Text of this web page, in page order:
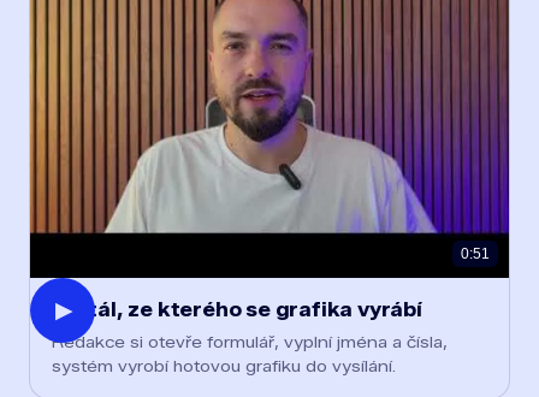
▶
0:51
Portál, ze kterého se grafika vyrábí
Redakce si otevře formulář, vyplní jména a čísla,
systém vyrobí hotovou grafiku do vysílání.